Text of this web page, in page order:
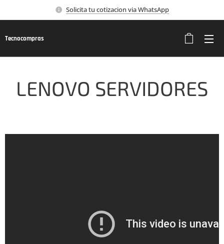
Solicita tu cotizacion via WhatsApp
Tecnocompras
LENOVO SERVIDORES